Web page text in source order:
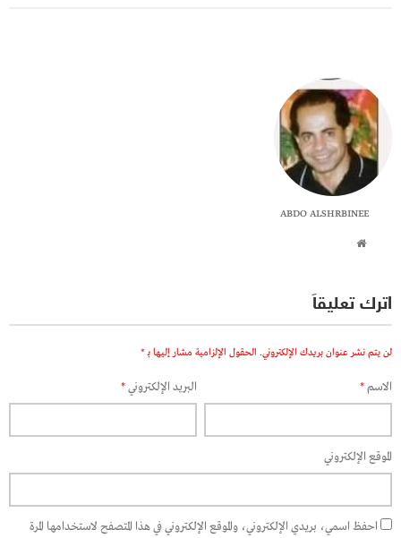
ABDO ALSHRBINEE
اترك تعليقاً
لن يتم نشر عنوان بريدك الإلكتروني. الحقول الإلزامية مشار إليها بـ *
الاسم* البريد الإلكتروني*
الموقع الإلكتروني
احفظ اسمي، بريدي الإلكتروني، والموقع الإلكتروني في هذا المتصفح لاستخدامها المرة